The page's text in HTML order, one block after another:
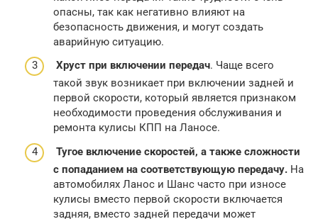
опасны, так как негативно влияют на
безопасность движения, и могут создать
аварийную ситуацию.
Хруст при включении передач. Чаще всего
такой звук возникает при включении задней и
первой скорости, который является признаком
необходимости проведения обслуживания и
ремонта кулисы КПП на Ланосе.
Тугое включение скоростей, а также сложности
с попаданием на соответствующую передачу. На
автомобилях Ланос и Шанс часто при износе
кулисы вместо первой скорости включается
задняя, вместо задней передачи может